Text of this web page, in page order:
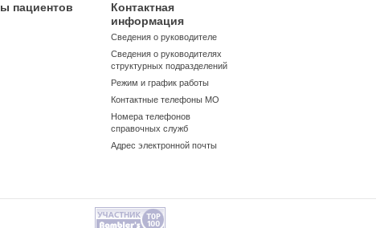
пациентов
Контактная
информация
Сведения о руководителе
Сведения о руководителях
структурных подразделений
Режим и график работы
Контактные телефоны МО
Номера телефонов
справочных служб
Адрес электронной почты